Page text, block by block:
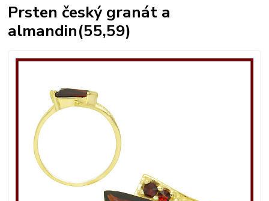
Prsten český granát a
almandin(55,59)